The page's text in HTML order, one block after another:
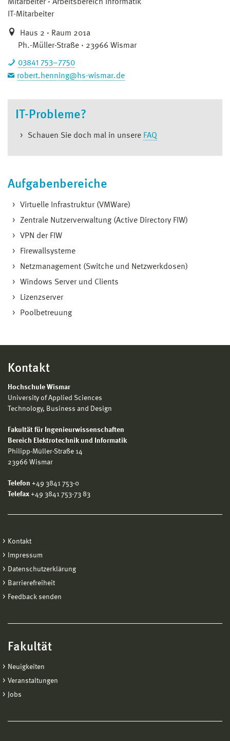
Mitarbeiter
Arbeitsbereich Informatik
IT-Mitarbeiter
Haus 2 · Raum 201a
Ph.-Müller-Straße · 23966 Wismar
03841 753–7750
robert.henning@hs-wismar.de
IT-Probleme?
Schauen Sie doch mal in unsere FAQ
Aufgabenbereiche
Virtuelle Infrastruktur (VMWare)
Zentrale Nutzerverwaltung (Active Directory FIW)
VPN der FIW
Firewallsysteme
Netzmanagement (Switche und Netzwerkdosen)
Windows Server und Clients
Lizenzserver
Poolbetreuung
Kontakt
Hochschule Wismar
University of Applied Sciences
Technology, Business and Design
Fakultät für Ingenieurwissenschaften
Bereich Elektrotechnik und Informatik
Philipp-Müller-Straße 14
23966 Wismar
Telefon +49 3841 753-0
Telefax +49 3841 753-73 83
Kontakt
Impressum
Datenschutzerklärung
Barrierefreiheit
Feedback senden
Fakultät
Neuigkeiten
Veranstaltungen
Jobs